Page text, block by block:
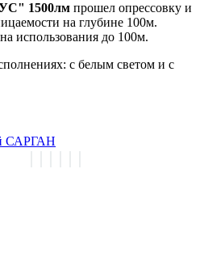
1500лм прошел опрессовку и
на глубине 100м.
использования до 100м.
с белым светом и с